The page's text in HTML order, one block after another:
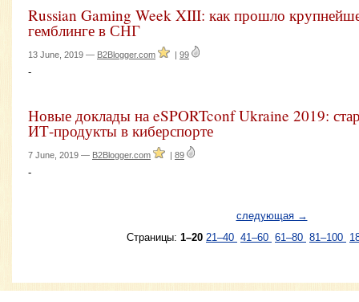
Russian Gaming Week XIII: как прошло
гемблинге в СНГ
13 June, 2019 — B2Blogger.com | 99
-
Новые доклады на eSPORTconf Ukraine 2019:
ИТ-продукты в киберспорте
7 June, 2019 — B2Blogger.com | 89
-
следующая →
Страницы: 1–20 21–40 41–60 61–80 81–100